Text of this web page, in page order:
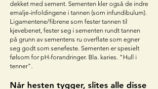
dekket med sement. Sementen kler også de indre
emalje-infoldingene i tannen (som infundibulum).
Ligamentene/fibrene som fester tannen til
kjevebenet, fester seg i sementen rundt tannen
på grunn av sementens ru overflate som egner
seg godt som senefeste. Sementen er spesielt
følsom for pH-forandringer. Bla. karies. "Hull i
tenner".
Når hesten tygger, slites alle disse